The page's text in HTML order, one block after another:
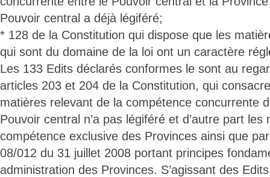
Pouvoir central a déjà légiféré;
* 128 de la Constitution qui dispose que les
qui sont du domaine de la loi ont un caractère
Les 133 Edits déclarés conformes le sont au
articles 203 et 204 de la Constitution, qui
matières relevant de la compétence concurrente
Pouvoir central n’a pas légiféré et d’autre part
compétence exclusive des Provinces ainsi que
08/012 du 31 juillet 2008 portant principes
administration des Provinces. S’agissant des